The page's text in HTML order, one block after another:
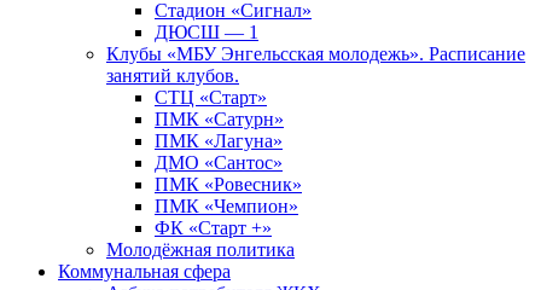
Стадион «Сигнал»
ДЮСШ — 1
Клубы «МБУ Энгельсская молодежь». Расписание
занятий клубов.
СТЦ «Старт»
ПМК «Сатурн»
ПМК «Лагуна»
ДМО «Сантос»
ПМК «Ровесник»
ПМК «Чемпион»
ФК «Старт +»
Молодёжная политика
Коммунальная сфера